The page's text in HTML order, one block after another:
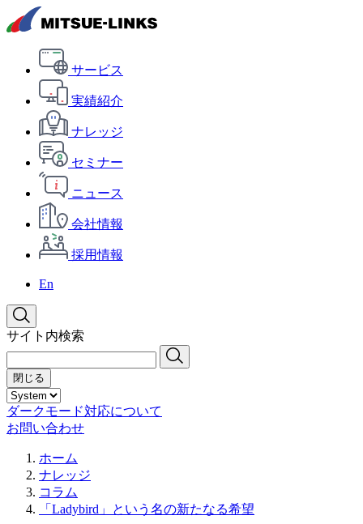
サービス
実績紹介
ナレッジ
セミナー
ニュース
会社情報
採用情報
En
サイト内検索
閉じる
ダークモード対応について
お問い合わせ
ホーム
ナレッジ
コラム
「Ladybird」という名の新たなる希望